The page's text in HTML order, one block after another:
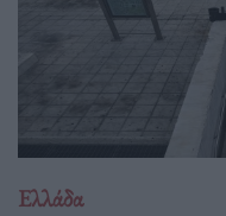
Ελλάδα